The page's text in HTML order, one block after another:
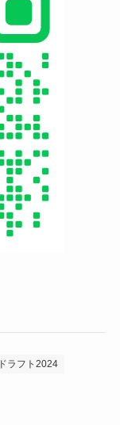
ドラフト2024